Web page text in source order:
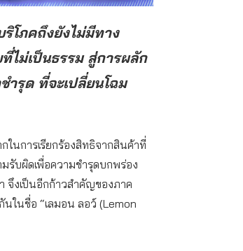
โภคถึงยังไม่มีทาง
ไม่เป็นธรรม สู่การผลัก
รุด ที่จะเปลี่ยนโฉม
นการเรียกร้องสิทธิจากสินค้าที่
รับผิดเพื่อความชำรุดบกพร่อง
จึงเป็นอีกก้าวสำคัญของภาค
ในชื่อ “เลมอน ลอว์ (Lemon